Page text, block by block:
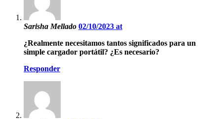
Sarisha Mellado 02/10/2023 at
¿Realmente necesitamos tantos significados para un
simple cargador portátil? ¿Es necesario?
Responder